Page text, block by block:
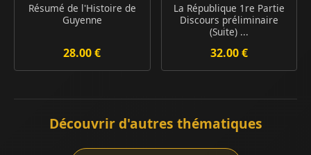
Résumé de l'Histoire de
Guyenne
28.00 €
La République 1re Partie
Discours préliminaire
(Suite) ...
32.00 €
Découvrir d'autres thématiques